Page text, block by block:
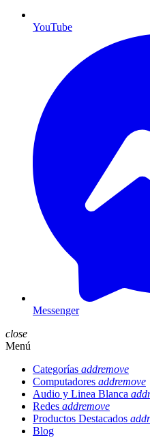
YouTube
Messenger
close
Menú
Categorías addremove
Computadores addremove
Audio y Linea Blanca add
Redes addremove
Productos Destacados add
Blog